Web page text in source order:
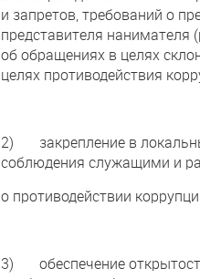
и запретов, требований о
представителя нанимателя
об обращениях в целях
целях противодействия
2) закрепление в
соблюдения служащими и
о противодействии
3) обеспечение